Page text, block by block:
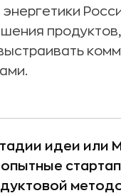
идеи или